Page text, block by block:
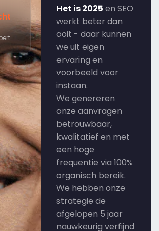
Het is 2025 en SEO
werkt beter dan
ooit - daar kunnen
we uit eigen
ervaring en
voorbeeld voor
instaan.
We genereren
onze aanvragen
betrouwbaar,
kwalitatief en met
een hoge
frequentie via 100%
organisch bereik.
We hebben onze
strategie de
afgelopen 5 jaar
nauwkeurig verfijnd